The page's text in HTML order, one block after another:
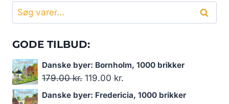
Søg
efter:
Søg
GODE TILBUD:
Danske byer: Bornholm, 1000 brikker
179.00kr. Den
oprindelige
119.00 kr.
aktuelle
Danske byer: Fredericia, 1000 brikker